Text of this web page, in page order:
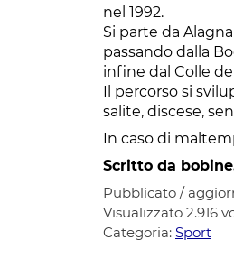
nel 1992.
Si parte da
passando dalla
infine dal Colle
Il percorso si
salite, discese,
In caso di
Scritto da
Pubblicato /
Visualizzato 2.916
Categoria: Sport